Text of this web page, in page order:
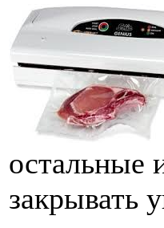
остальные
закрывать